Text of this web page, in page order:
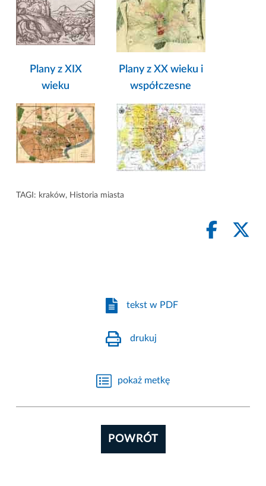
Plany z XIX
wieku
Plany z XX wieku i
współczesne
TAGI: kraków, Historia miasta
tekst w PDF
drukuj
pokaż metkę
POWRÓT